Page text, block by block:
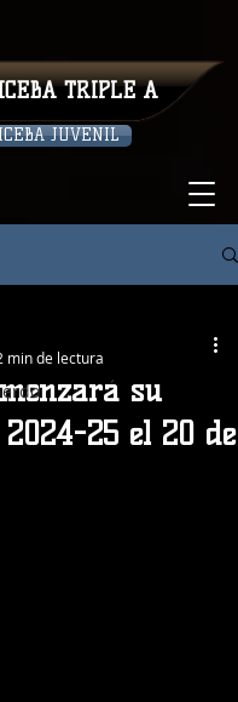
JUVENIL
TRIPLE A
su
25 el 20 de
min de lectura